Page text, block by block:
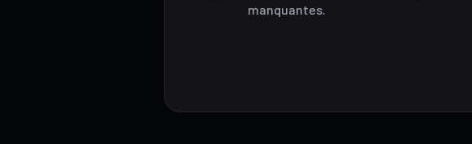
manquantes.